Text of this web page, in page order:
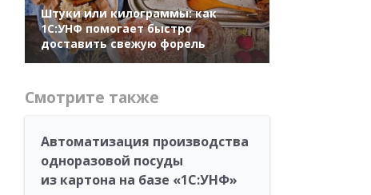
Штуки или килограммы: как
1С:УНФ помогает быстро
доставить свежую форель
Смотрите также
Автоматизация производства
одноразовой посуды
из картона на базе «1С:УНФ»